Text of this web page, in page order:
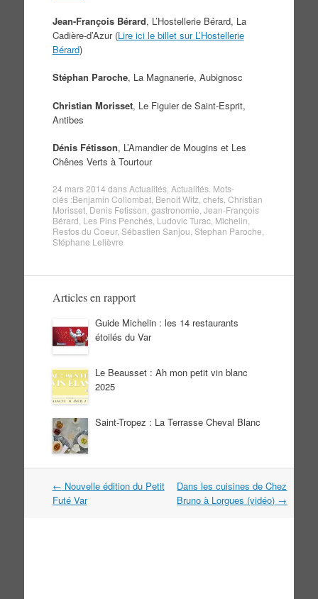
Jean-François Bérard, L’Hostellerie Bérard, La
Cadière-d’Azur (Lire ici le billet sur L’Hostellerie
Bérard)
Stéphan Paroche, La Magnanerie, Aubignosc
Christian Morisset, Le Figuier de Saint-Esprit,
Antibes
Dénis Fétisson, L’Amandier de Mougins et Les
Chênes Verts à Tourtour
24 mars 2014 dansActualités, Actualités. Mots-
clés :Benjamin Collombat, Benoit Witz, chefs, Christian
Morisset, Denis Fetisson gastronomie Jean-François
Bérard Les Pins Penchés, Ludovic Turac, Michelin
Restos du Coeur, Sébastien Sanjou Stephan Paroche
Stéphane Lelièvre
Articles en rapport
Guide Michelin : les 14 restaurants
étoilés du Var
Le Beausset : Ah mon petit vin blanc
2025
Saint-Tropez : La Terrasse Cheval Blanc
Navigation
dans
← Nouvelle édition du Petit
Futé Var
Dans les cuisines de Chez
Bruno à Lorgues (vidéo) →